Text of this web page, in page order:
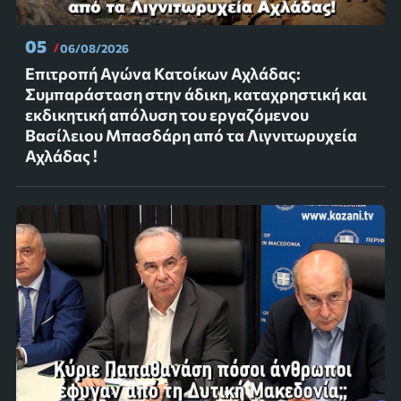
05 06/08/2026
Επιτροπή Αγώνα Κατοίκων Αχλάδας:
Συμπαράσταση στην άδικη, καταχρηστική και
εκδικητική απόλυση του εργαζόμενου
Βασίλειου Μπασδάρη από τα Λιγνιτωρυχεία
Αχλάδας !